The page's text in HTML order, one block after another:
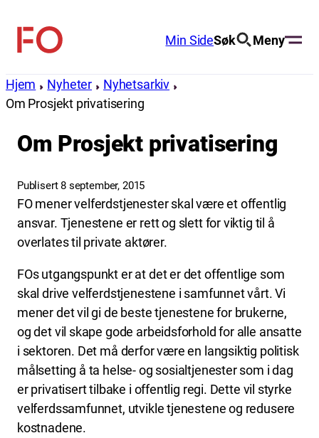
innhold
FO
Min SideSøk Meny
Hjem Nyheter
Nyhetsarkiv
Om Prosjekt privatisering
Om Prosjekt privatisering
Publisert 8 september, 2015
FO mener velferdstjenester skal være et offentlig
ansvar. Tjenestene er rett og slett for viktig til å
overlates til private aktører.
FOs utgangspunkt er at det er det offentlige som
skal drive velferdstjenestene i samfunnet vårt. Vi
mener det vil gi de beste tjenestene for brukerne,
og det vil skape gode arbeidsforhold for alle ansatte
i sektoren. Det må derfor være en langsiktig politisk
målsetting å ta helse- og sosialtjenester som i dag
er privatisert tilbake i offentlig regi. Dette vil styrke
velferdssamfunnet, utvikle tjenestene og redusere
kostnadene.